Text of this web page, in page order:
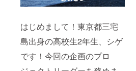
はじめまして！東京都三宅
島出身の高校生2年生、シゲ
です！今回の企画のプロ